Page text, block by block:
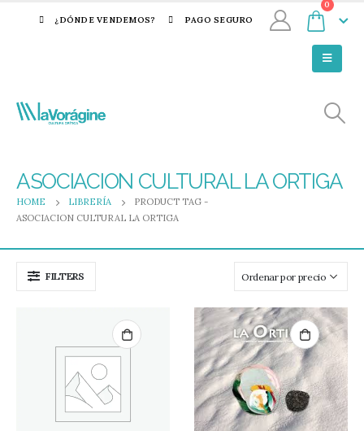
¿DÓNDE VENDEMOS? PAGO SEGURO
0
ASOCIACION CULTURAL LA ORTIGA
HOME LIBRERÍA
PRODUCT TAG -
ASOCIACION CULTURAL LA ORTIGA
FILTERS